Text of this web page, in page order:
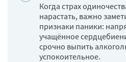
Когда страх
нарастать, важно
признаки паники:
учащённое
срочно выпить
успокоительное.